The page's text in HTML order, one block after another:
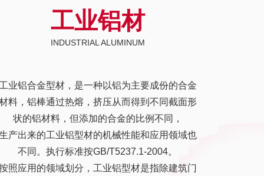
工业铝材
INDUSTRIAL ALUMINUM
业铝合金型材，是一种以铝为主要成份的合金
料，铝棒通过热熔，挤压从而得到不同截面形
状的铝材料，但添加的合金的比例不同，
产出来的工业铝型材的机械性能和应用领域也
不同。执行标准按GB/T5237.1-2004。
照应用的领域划分，工业铝型材是指除建筑门